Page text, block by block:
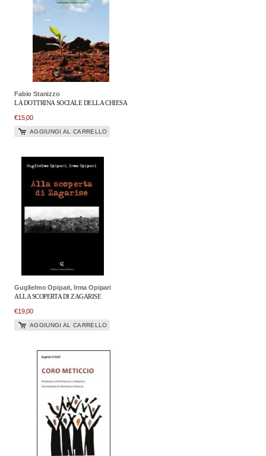
Fabio Stanizzo
LA DOTTRINA SOCIALE DELLA CHIESA
€15,00
AGGIUNGI AL CARRELLO
Guglielmo Opipari, Irma Opipari
ALLA SCOPERTA DI ZAGARISE
€19,00
AGGIUNGI AL CARRELLO